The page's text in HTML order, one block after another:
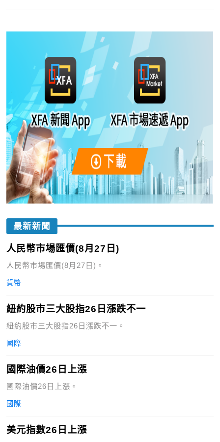
最新新聞
人民幣市場匯價(8月27日)
人民幣市場匯價(8月27日)。
貨幣
紐約股市三大股指26日漲跌不一
紐約股市三大股指26日漲跌不一。
國際
國際油價26日上漲
國際油價26日上漲。
國際
美元指數26日上漲